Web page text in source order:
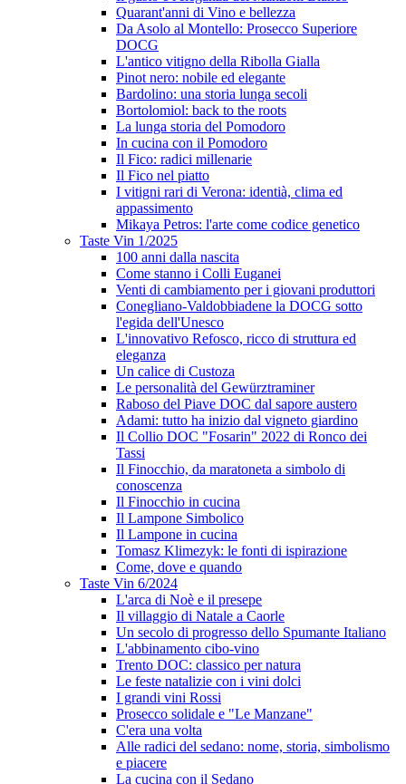
Quarant'anni di Vino e bellezza
Da Asolo al Montello: Prosecco Superiore
DOCG
L'antico vitigno della Ribolla Gialla
Pinot nero: nobile ed elegante
Bardolino: una storia lunga secoli
Bortolomiol: back to the roots
La lunga storia del Pomodoro
In cucina con il Pomodoro
Il Fico: radici millenarie
Il Fico nel piatto
I vitigni rari di Verona: identià, clima ed
appassimento
Mikaya Petros: l'arte come codice genetico
Taste Vin 1/2025
100 anni dalla nascita
Come stanno i Colli Euganei
Venti di cambiamento per i giovani produttori
Conegliano-Valdobbiadene la DOCG sotto
l'egida dell'Unesco
L'innovativo Refosco, ricco di struttura ed
eleganza
Un calice di Custoza
Le personalità del Gewürztraminer
Raboso del Piave DOC dal sapore austero
Adami: tutto ha inizio dal vigneto giardino
Il Collio DOC "Fosarin" 2022 di Ronco dei
Tassi
Il Finocchio, da maratoneta a simbolo di
conoscenza
Il Finocchio in cucina
Il Lampone Simbolico
Il Lampone in cucina
Tomasz Klimezyk: le fonti di ispirazione
Come, dove e quando
Taste Vin 6/2024
L'arca di Noè e il presepe
Il villaggio di Natale a Caorle
Un secolo di progresso dello Spumante Italiano
L'abbinamento cibo-vino
Trento DOC: classico per natura
Le feste natalizie con i vini dolci
I grandi vini Rossi
Prosecco solidale e "Le Manzane"
C'era una volta
Alle radici del sedano: nome, storia, simbolismo
e piacere
La cucina con il Sedano